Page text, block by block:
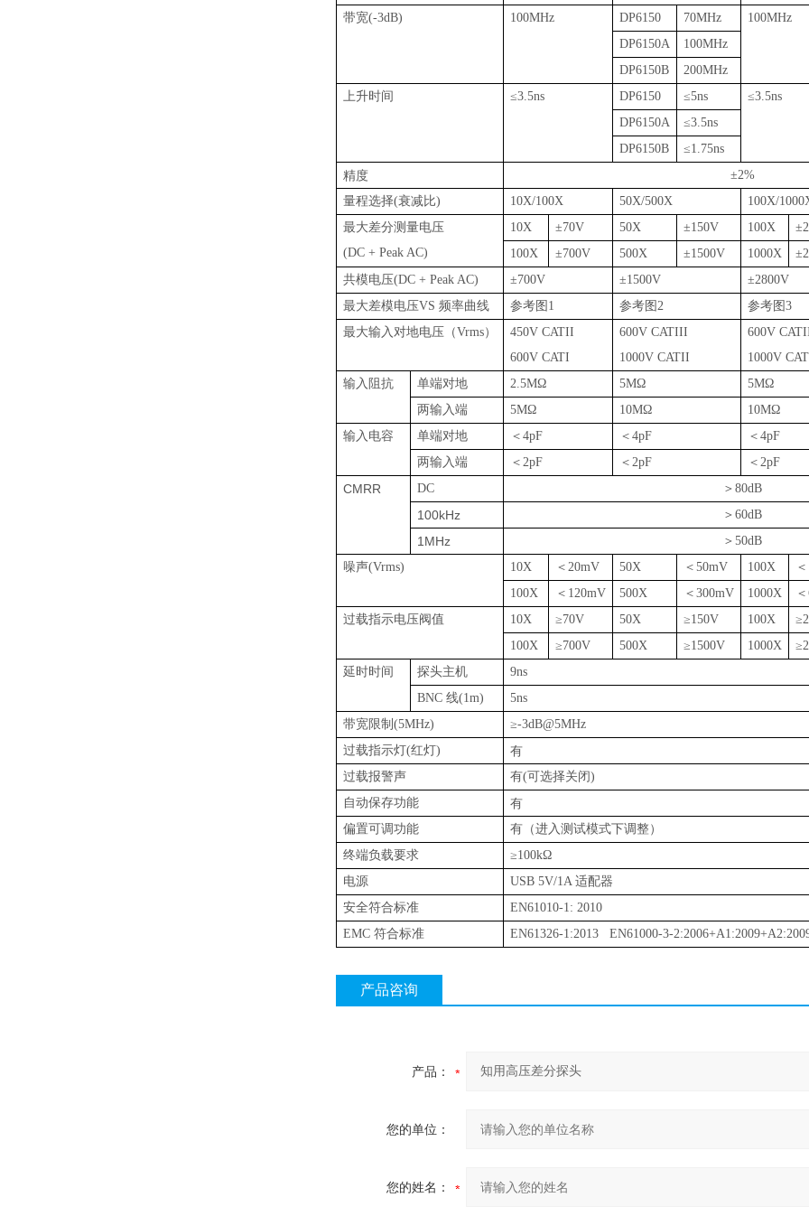
带宽(-3dB) 100MHz DP6150 70MHz
100MHz
DP6150A
100MHz
DP6150B
200MHz
上升时间
≤3.5ns DP6150 ≤5ns ≤3.5ns
DP6150A
≤3.5ns
DP6150B
≤1.75ns
精度 ±2%
量程选择(衰减比) 10X/100X 50X/500X
100X/
最大差分测量电压
(DC + Peak AC)
10X ±70V 50X ±150V 100X ±
100X
±700V 500X ±1500V 1000X ±
共模电压(DC + Peak AC) ±700V ±1500V ±2800V
最大差模电压VS 频率曲线 参考图 1 参考图 2 参考图 3
最大输入对地电压（Vrms）
450V CATII
600V CATI
600V CATIII
1000V CATII
600V
1000V
输入阻抗
单端对地 2.5MΩ 5MΩ 5MΩ
两输入端
5MΩ 10MΩ 10MΩ
输入电容
单端对地 ＜ 4pF ＜ 4pF ＜ 4pF
两输入端
＜ 2pF ＜ 2pF ＜ 2pF
CMRR DC ＞ 80dB
100kHz ＞ 60dB
1MHz ＞ 50dB
噪声(Vrms) 10X ＜ 20mV 50X ＜ 50mV 100X ＜
100X
＜ 120mV 500X ＜ 300mV 1000X ＜
过载指示电压阀值
10X ≥70V 50X ≥150V 100X ≥
100X
≥700V 500X ≥1500V 1000X ≥
延时时间
探头主机
9ns
BNC 线(1m)
5ns
带宽限制 (5MHz) ≥-3dB@5MHz
过载指示灯(红灯) 有
过载报警声 有(可选择关闭)
自动保存功能
有
偏置可调功能
有（进入测试模式下调整）
终端负载要求
≥100kΩ
电源
USB 5V/1A 适配器
安全符合标准
EN61010-1: 2010
EMC 符合标准 EN61326-1:2013 EN61000-3-
产品咨询
产品：
您的单位：
您的姓名：